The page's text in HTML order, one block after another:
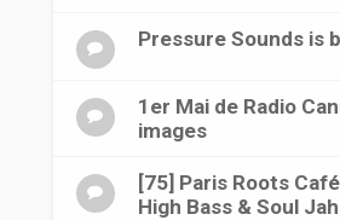
Pressure Sounds is
1er Mai de Radio
images
[75] Paris Roots
High Bass & Soul